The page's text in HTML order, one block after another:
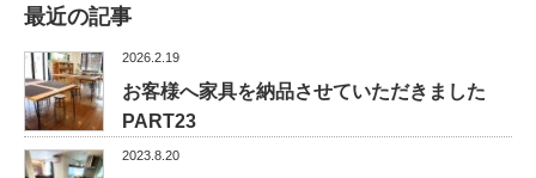
最近の記事
2026.2.19
お客様へ家具を納品させていただきました
PART23
2023.8.20